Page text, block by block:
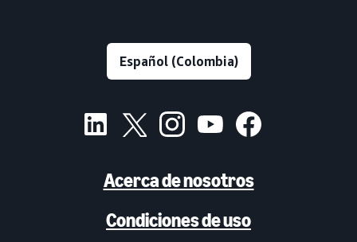
Acerca de nosotros
Condiciones de uso